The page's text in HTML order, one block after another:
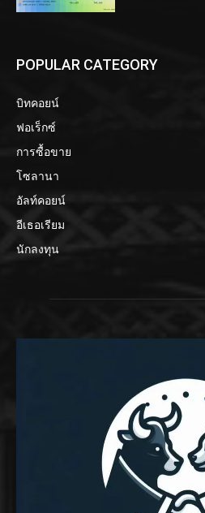
POPULAR CATEGORY
บิทคอยน์
ฟอเร็กซ์
การซื้อขาย
โซลานา
อัลท์คอยน์
อีเธอเรียม
นักลงทุน